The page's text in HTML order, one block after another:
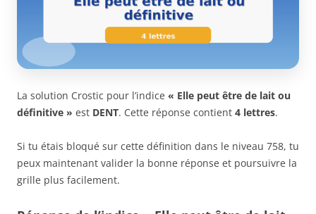
La solution Crostic pour l’indice « Elle peut être de lait ou
définitive » est DENT. Cette réponse contient 4 lettres.
Si tu étais bloqué sur cette définition dans le niveau 758, tu
peux maintenant valider la bonne réponse et poursuivre la
grille plus facilement.